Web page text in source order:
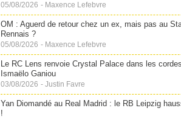
05/08/2026 - Maxence Lefebvre
OM : Aguerd de retour chez un ex, mais pas au
Rennais ?
05/08/2026 - Maxence Lefebvre
Le RC Lens renvoie Crystal Palace dans les
Ismaëlo Ganiou
03/08/2026 - Justin Favre
Yan Diomandé au Real Madrid : le RB Leipzig
!